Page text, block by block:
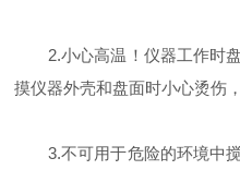
2.小心高温！仪器工作时盘
摸仪器外壳和盘面时小心烫伤
3.不可用于危险的环境中搅